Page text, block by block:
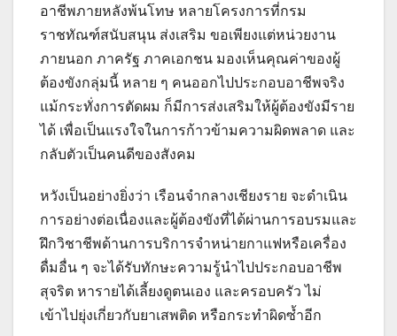
อาชีพภายหลังพ้นโทษ หลายโครงการที่กรม
ราชทัณฑ์สนับสนุน ส่งเสริม ขอเพียงแต่หน่วยงาน
ภายนอก ภาครัฐ ภาคเอกชน มองเห็นคุณค่าของผู้
ต้องขังกลุ่มนี้ หลาย ๆ คนออกไปประกอบอาชีพจริง
แม้กระทั่งการตัดผม ก็มีการส่งเสริมให้ผู้ต้องขังมีราย
ได้ เพื่อเป็นแรงใจในการก้าวข้ามความผิดพลาด และ
กลับตัวเป็นคนดีของสังคม
หวังเป็นอย่างยิ่งว่า เรือนจำกลางเชียงราย จะดำเนิน
การอย่างต่อเนื่องและผู้ต้องขังที่ได้ผ่านการอบรมและ
ฝึกวิชาชีพด้านการบริการจำหน่ายกาแฟหรือเครื่อง
ดื่มอื่น ๆ จะได้รับทักษะความรู้นำไปประกอบอาชีพ
สุจริต หารายได้เลี้ยงดูตนเอง และครอบครัว ไม่
เข้าไปยุ่งเกี่ยวกับยาเสพติด หรือกระทำผิดซ้ำอีก